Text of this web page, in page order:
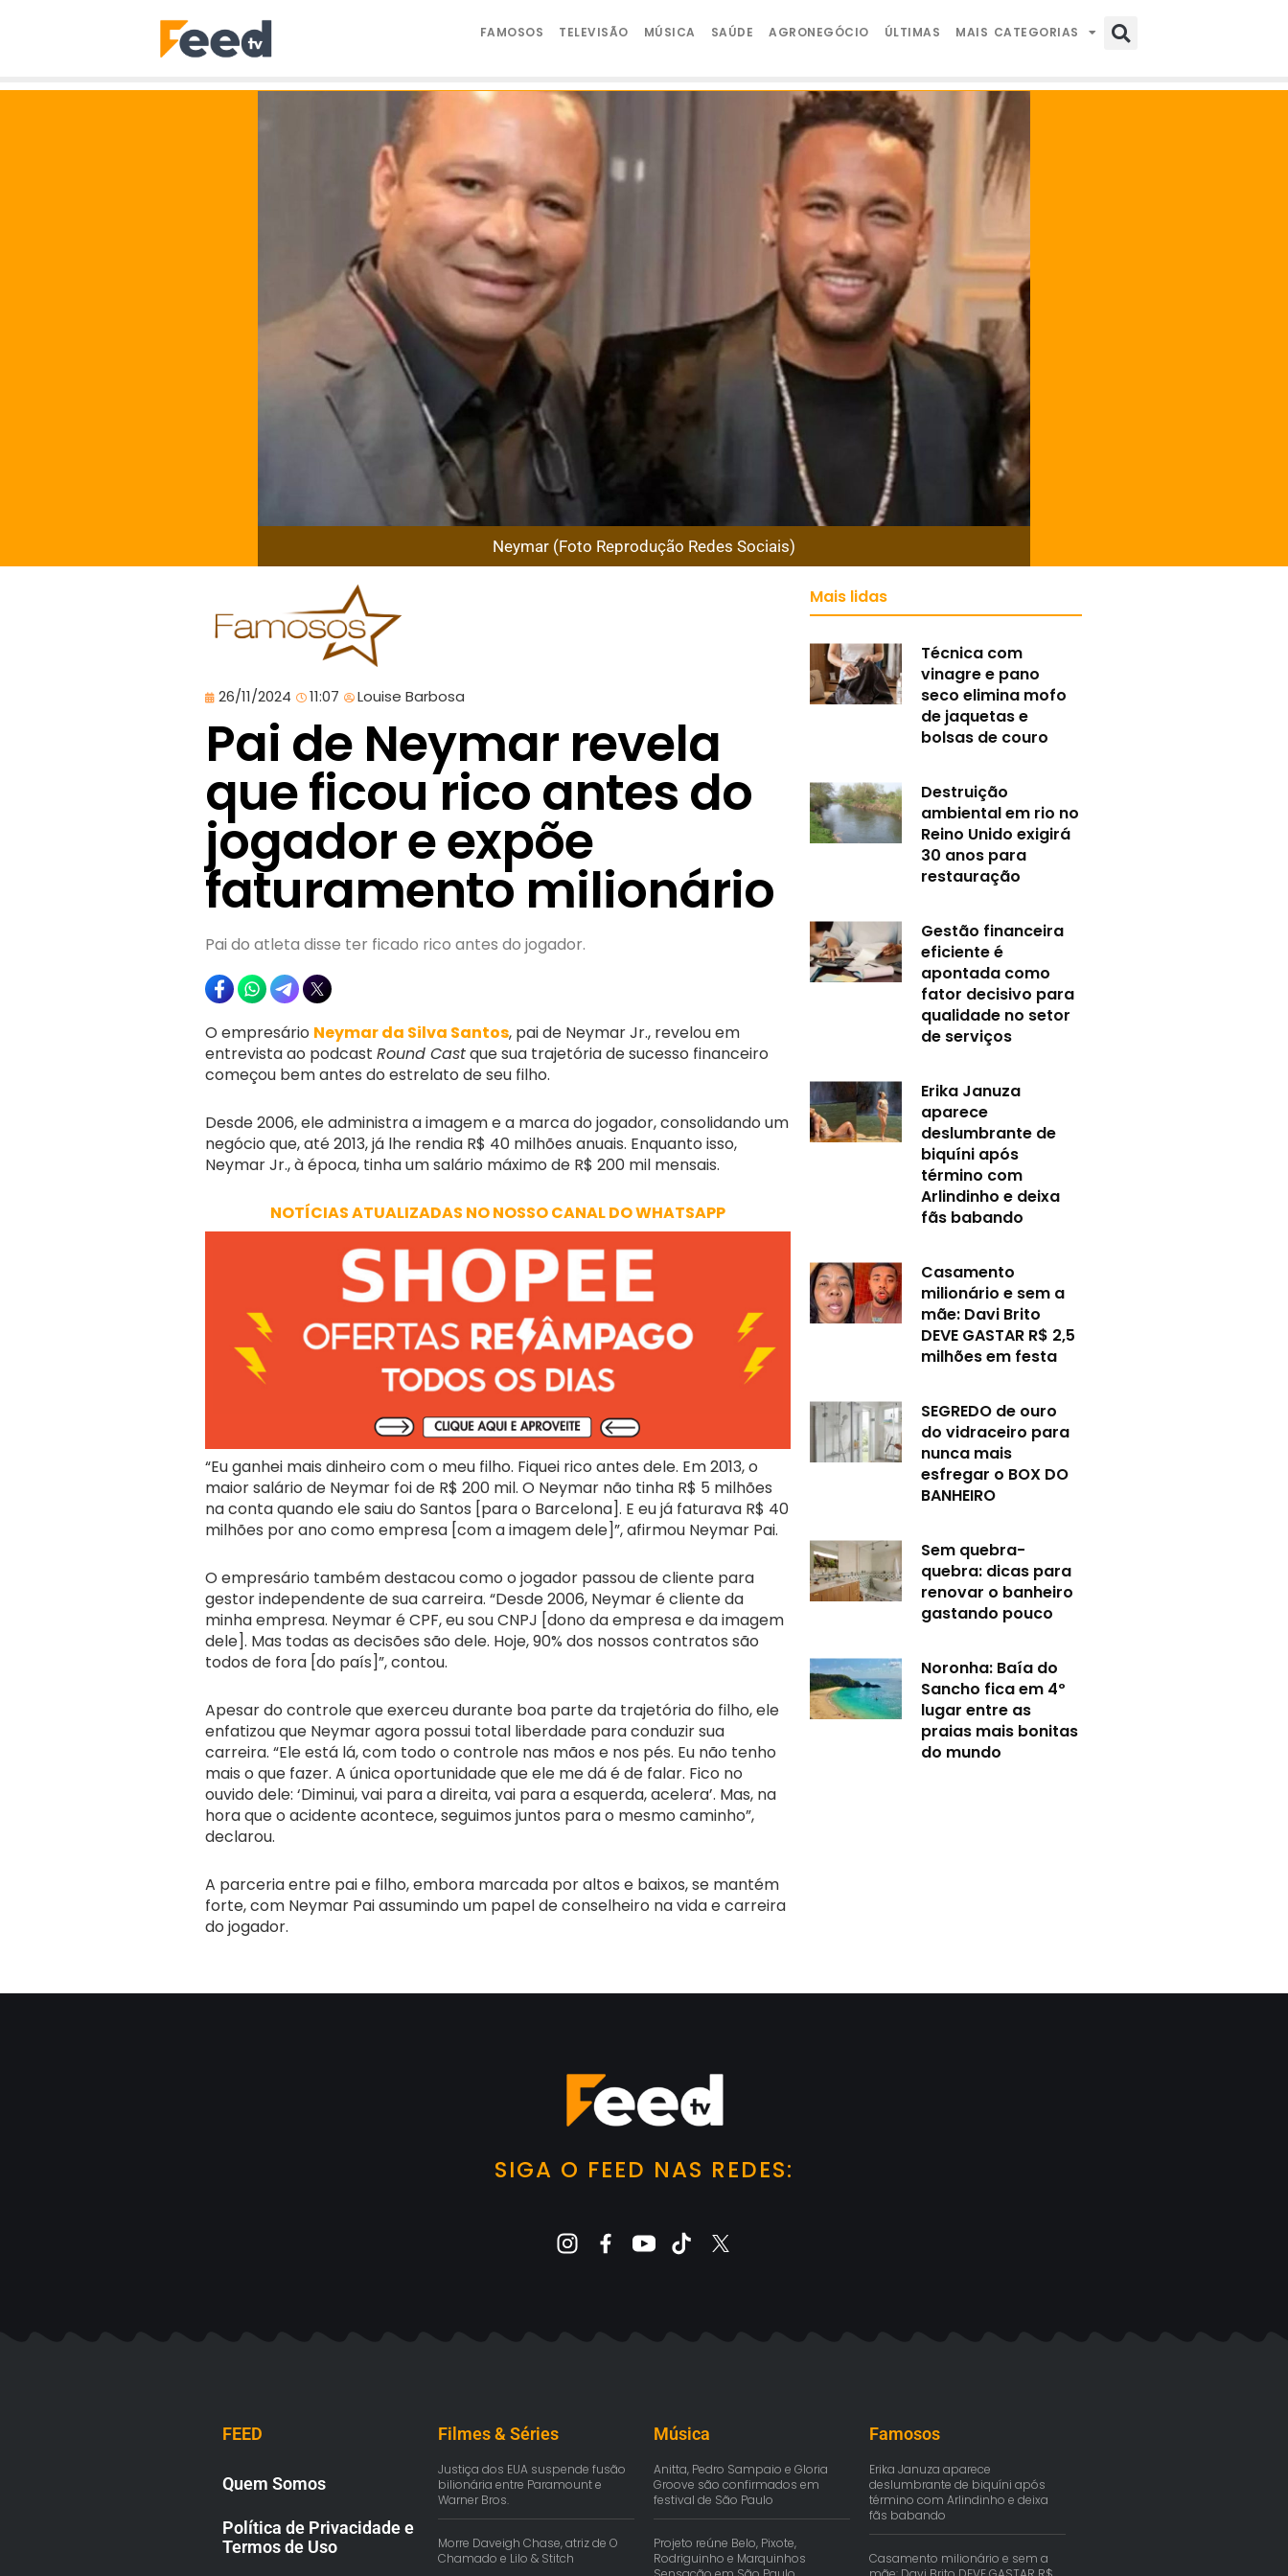
FAMOSOS TELEVISÃO MÚSICA SAÚDE AGRONEGÓCIO ÚLTIMAS MAIS CATEGORIAS
Neymar (Foto Reprodução Redes Sociais)
26/11/2024 11:07 Louise Barbosa
Pai de Neymar revela
que ficou rico antes do
jogador e expõe
faturamento milionário
Pai do atleta disse ter ficado rico antes do jogador.
O empresário Neymar da Silva Santos, pai de Neymar Jr., revelou em
entrevista ao podcast Round Castque sua trajetória de sucesso financeiro
começou bem antes do estrelato de seu filho.
Desde 2006, ele administra a imagem e a marca do jogador, consolidando um
negócio que, até 2013, já lhe rendia R$ 40 milhões anuais. Enquanto isso,
Neymar Jr., à época, tinha um salário máximo de R$ 200 mil mensais.
NOTÍCIAS ATUALIZADAS NO NOSSO CANAL DO WHATSAPP
“Eu ganhei mais dinheiro com o meu filho. Fiquei rico antes dele. Em 2013, o
maior salário de Neymar foi de R$ 200 mil. O Neymar não tinha R$ 5 milhões
na conta quando ele saiu do Santos [para o Barcelona]. E eu já faturava R$ 40
milhões por ano como empresa [com a imagem dele]”, afirmou Neymar Pai.
O empresário também destacou como o jogador passou de cliente para
gestor independente de sua carreira. “Desde 2006, Neymar é cliente da
minha empresa. Neymar é CPF, eu sou CNPJ [dono da empresa e da imagem
dele]. Mas todas as decisões são dele. Hoje, 90% dos nossos contratos são
todos de fora [do país]”, contou.
Apesar do controle que exerceu durante boa parte da trajetória do filho, ele
enfatizou que Neymar agora possui total liberdade para conduzir sua
carreira. “Ele está lá, com todo o controle nas mãos e nos pés. Eu não tenho
mais o que fazer. A única oportunidade que ele me dá é de falar. Fico no
ouvido dele: ‘Diminui, vai para a direita, vai para a esquerda, acelera’. Mas, na
hora que o acidente acontece, seguimos juntos para o mesmo caminho”,
declarou.
A parceria entre pai e filho, embora marcada por altos e baixos, se mantém
forte, com Neymar Pai assumindo um papel de conselheiro na vida e carreira
do jogador.
Mais lidas
Técnica com
vinagre e pano
seco elimina mofo
de jaquetas e
bolsas de couro
Destruição
ambiental em rio no
Reino Unido exigirá
30 anos para
restauração
Gestão financeira
eficiente é
apontada como
fator decisivo para
qualidade no setor
de serviços
Erika Januza
aparece
deslumbrante de
biquíni após
término com
Arlindinho e deixa
fãs babando
Casamento
milionário e sem a
mãe: Davi Brito
DEVE GASTAR R$ 2,5
milhões em festa
SEGREDO de ouro
do vidraceiro para
nunca mais
esfregar o BOX DO
BANHEIRO
Sem quebra-
quebra: dicas para
renovar o banheiro
gastando pouco
Noronha: Baía do
Sancho fica em 4º
lugar entre as
praias mais bonitas
do mundo
SIGA O FEED NAS REDES:
FEED
Quem Somos
Política de Privacidade e
Termos de Uso
Filmes & Séries
Justiça dos EUA suspende fusão
bilionária entre Paramount e
Warner Bros.
Morre Daveigh Chase, atriz de O
Chamado e Lilo & Stitch
Música
Anitta, Pedro Sampaio e Gloria
Groove são confirmados em
festival de São Paulo
Projeto reúne Belo, Pixote,
Rodriguinho e Marquinhos
Famosos
Erika Januza aparece
deslumbrante de biquíni após
término com Arlindinho e deixa
fãs babando
Casamento milionário e sem a